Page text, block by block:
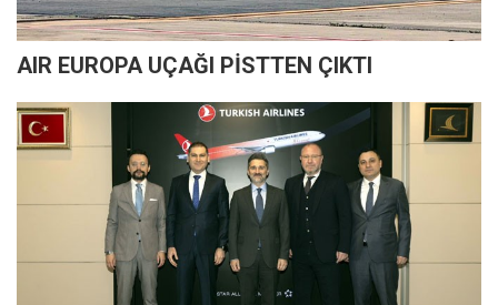
AIR EUROPA UÇAĞI PİSTTEN ÇIKTI